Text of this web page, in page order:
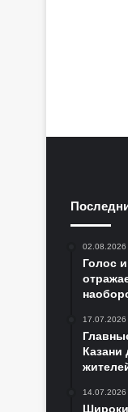
02.08.2026
Голос
17.07.2026
Казани
14.07.2026